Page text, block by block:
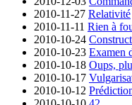
2010-11-27 Relativité
2010-11-11 Rien à
2010-10-24
2010-10-23 Examen
2010-10-18 Oups,
2010-10-17
2010-10-12